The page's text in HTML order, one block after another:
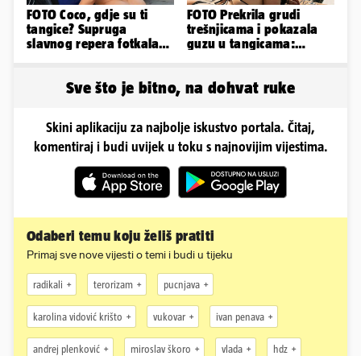
FOTO Coco, gdje su ti
tangice? Supruga
slavnog repera fotkala
FOTO Prekrila grudi
trešnjicama i pokazala
guzu u tangicama:
Sve što je bitno, na dohvat ruke
Skini aplikaciju za najbolje iskustvo portala. Čitaj,
komentiraj i budi uvijek u toku s najnovijim vijestima.
Odaberi temu koju želiš pratiti
Primaj sve nove vijesti o temi i budi u tijeku
radikali terorizam pucnjava
karolina vidović krišto vukovar ivan penava
andrej plenković miroslav škoro vlada hdz